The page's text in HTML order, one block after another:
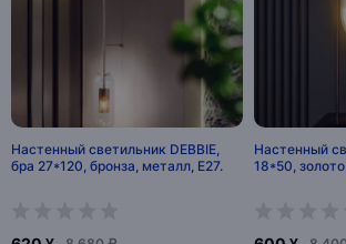
Настенный светильник DEBBIE,
бра 27*120, бронза, металл, Е27.
Настенный
18*50,